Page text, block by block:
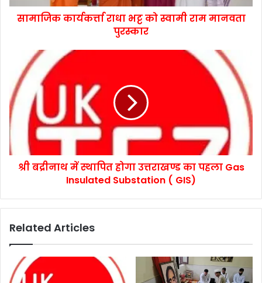
सामाजिक कार्यकर्त्ता राधा भट्ट को स्वामी राम मानवता
पुरस्कार
श्री बद्रीनाथ में स्थापित होगा उत्तराखण्ड का पहला Gas
Insulated Substation ( GIS)
Related Articles